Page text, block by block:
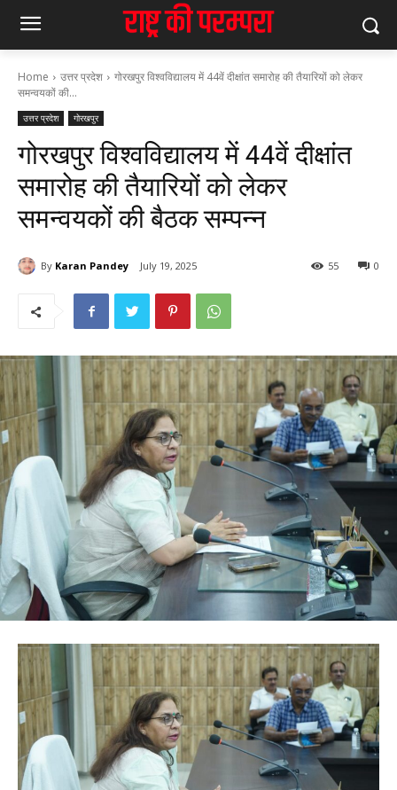
Home उत्तर प्रदेश
गोरखपुर विश्वविद्यालय में 44वें दीक्षांत समारोह की तैयारियों को लेकर
समन्वयकों की...
उत्तर प्रदेश गोरखपुर
गोरखपुर विश्वविद्यालय में 44वें दीक्षांत
समारोह की तैयारियों को लेकर
समन्वयकों की बैठक सम्पन्न
By Karan Pandey July 19, 2025 0
55